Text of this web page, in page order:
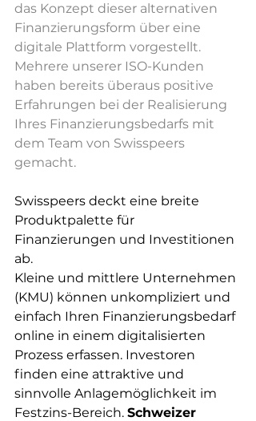
das Konzept dieser alternativen
Finanzierungsform über eine
digitale Plattform vorgestellt.
Mehrere unserer ISO-Kunden
haben bereits überaus positive
Erfahrungen bei der Realisierung
Ihres Finanzierungsbedarfs mit
dem Team von Swisspeers
gemacht.
Swisspeers deckt eine breite
Produktpalette für
Finanzierungen und Investitionen
ab.
Kleine und mittlere Unternehmen
(KMU) können unkompliziert und
einfach Ihren Finanzierungsbedarf
online in einem digitalisierten
Prozess erfassen. Investoren
finden eine attraktive und
sinnvolle Anlagemöglichkeit im
Festzins-Bereich. Schweizer